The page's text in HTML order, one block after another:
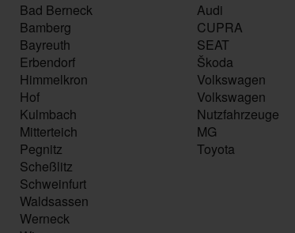
Bad Berneck
Bamberg
Bayreuth
Erbendorf
Himmelkron
Hof
Kulmbach
Mitterteich
Pegnitz
Scheßlitz
Schweinfurt
Waldsassen
Werneck
Audi
CUPRA
SEAT
Škoda
Volkswagen
Volkswagen
Nutzfahrzeuge
MG
Toyota